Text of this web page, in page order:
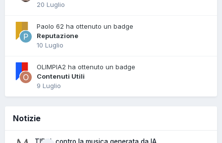
20 Luglio
Paolo 62 ha ottenuto un badge
Reputazione
10 Luglio
OLIMPIA2 ha ottenuto un badge
Contenuti Utili
9 Luglio
Notizie